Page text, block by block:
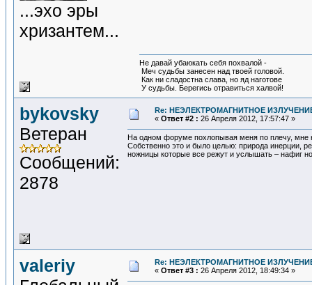
...эхо эры
хризантем...
Не давай убаюкать себя похвалой -
Меч судьбы занесен над твоей головой.
Как ни сладостна слава, но яд наготове
У судьбы. Берегись отравиться халвой!
bykovsky
Ветеран
Сообщений:
2878
Re: НЕЭЛЕКТРОМАГНИТНОЕ
« Ответ #2 : 26 Апреля 2012, 17:57:47 »
На одном форуме похлопывая меня по плечу, мне
Собственно это и было целью: природа инерции,
ножницы которые все режут и услышать – нафиг
valeriy
Re: НЕЭЛЕКТРОМАГНИТНОЕ
« Ответ #3 : 26 Апреля 2012, 18:49:34 »